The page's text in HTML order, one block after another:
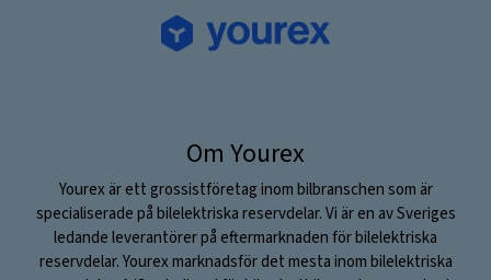
Om Yourex
Yourex är ett grossistföretag inom bilbranschen som är
specialiserade på bilelektriska reservdelar. Vi är en av Sveriges
ledande leverantörer på eftermarknaden för bilelektriska
reservdelar. Yourex marknadsför det mesta inom bilelektriska